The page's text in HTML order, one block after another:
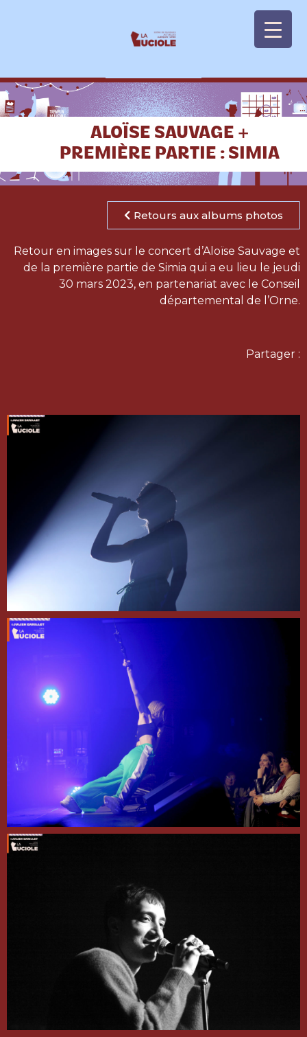
ALOÏSE SAUVAGE +
PREMIÈRE PARTIE : SIMIA
Retours aux albums photos
Retour en images sur le concert d’Aloïse Sauvage et
de la première partie de Simia qui a eu lieu le jeudi
30 mars 2023, en partenariat avec le Conseil
départemental de l’Orne.
Partager :